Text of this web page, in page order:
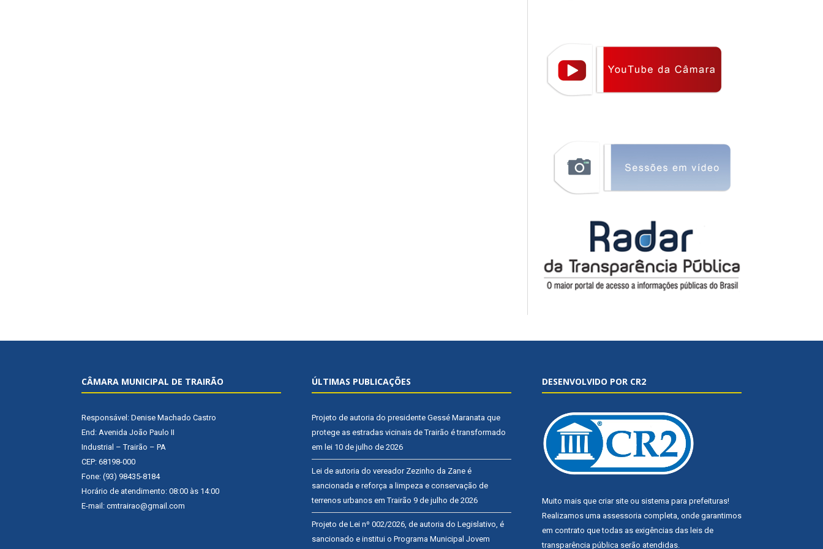
CÂMARA MUNICIPAL DE TRAIRÃO
Responsável: Denise Machado Castro
End: Avenida João Paulo II
Industrial – Trairão – PA
CEP: 68198-000
Fone: (93) 98435-8184
Horário de atendimento: 08:00 às 14:00
E-mail: cmtrairao@gmail.com
ÚLTIMAS PUBLICAÇÕES
Projeto de autoria do presidente Gessé Maranata que
protege as estradas vicinais de Trairão é transformado
em lei 10 de julho de 2026
Lei de autoria do vereador Zezinho da Zane é
sancionada e reforça a limpeza e conservação de
terrenos urbanos em Trairão 9 de julho de 2026
Projeto de Lei nº 002/2026, de autoria do Legislativo, é
sancionado e institui o Programa Municipal Jovem
DESENVOLVIDO POR CR2
Muito mais que criar site ou sistema para prefeituras!
Realizamos uma assessoria completa, onde garantimos
em contrato que todas as exigências das leis de
transparência pública serão atendidas.